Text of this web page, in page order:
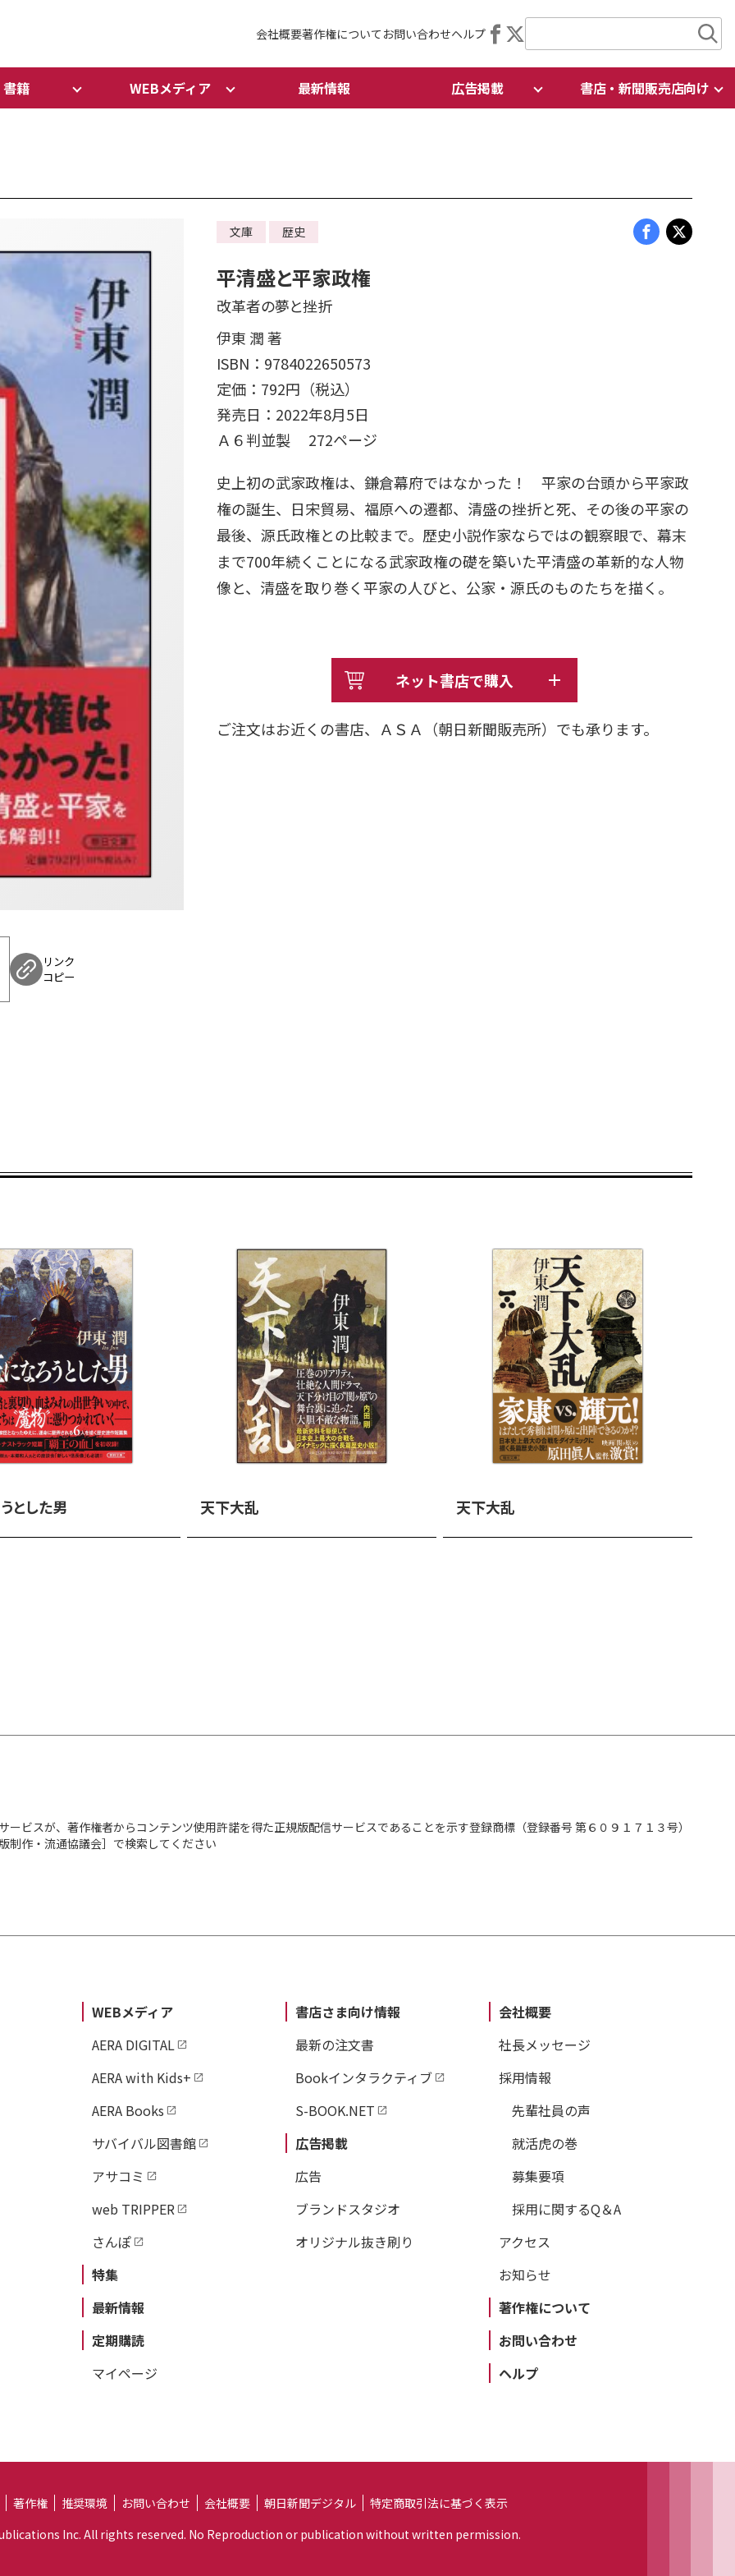
会社概要著作権について お問い合わせヘルプ
書籍 WEBメディア 最新情報 広告掲載 書店・新聞販売店向け
リンク
コピー
文庫 歴史
平清盛と平家政権
改革者の夢と挫折
伊東 潤 著
ISBN：9784022650573
定価：792円（税込）
発売日：2022年8月5日
Ａ６判並製 272ページ
史上初の武家政権は、鎌倉幕府ではなかった！ 平家の台頭から平家政
権の誕生、日宋貿易、福原への遷都、清盛の挫折と死、その後の平家の
最後、源氏政権との比較まで。歴史小説作家ならではの観察眼で、幕末
まで700年続くことになる武家政権の礎を築いた平清盛の革新的な人物
像と、清盛を取り巻く平家の人びと、公家・源氏のものたちを描く。
ネット書店で購入
ご注文はお近くの書店、ＡＳＡ（朝日新聞販売所）でも承ります。
とした男 天下大乱 天下大乱
ビスが、著作権者からコンテンツ使用許諾を得た正規版配信サービスであることを示す登録商標（登録番号 第６０９１７１３号）
制作・流通協議会］で検索してください
WEBメディア
AERA DIGITAL
AERA with Kids+
AERA Books
サバイバル図書館
アサコミ
web TRIPPER
さんぽ
特集
最新情報
定期購読
マイページ
書店さま向け情報
最新の注文書
Bookインタラクティブ
S-BOOK.NET
広告掲載
広告
ブランドスタジオ
オリジナル抜き刷り
会社概要
社長メッセージ
採用情報
先輩社員の声
就活虎の巻
募集要項
採用に関するQ＆A
アクセス
お知らせ
著作権について
お問い合わせ
ヘルプ
著作権 推奨環境 お問い合わせ 会社概要 朝日新聞デジタル
特定商取引法に基づく表示
Inc. All rights reserved. No Reproduction or publication without written permission.